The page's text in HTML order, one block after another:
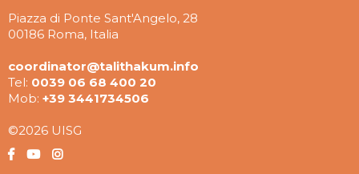
Piazza di Ponte Sant'Angelo, 28
00186 Roma, Italia
coordinator@talithakum.info
Tel: 0039 06 68 400 20
Mob: +39 3441734506
©2026 UISG